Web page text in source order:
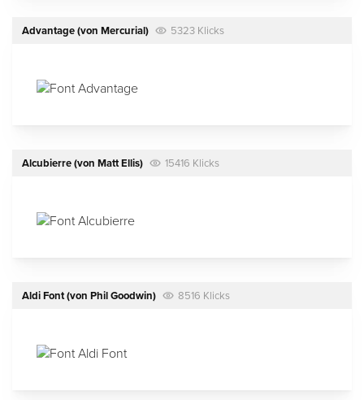
Advantage(von Mercurial) 5323 Klicks
Alcubierre(von Matt Ellis) 15416 Klicks
Aldi Font(von Phil Goodwin) 8516 Klicks